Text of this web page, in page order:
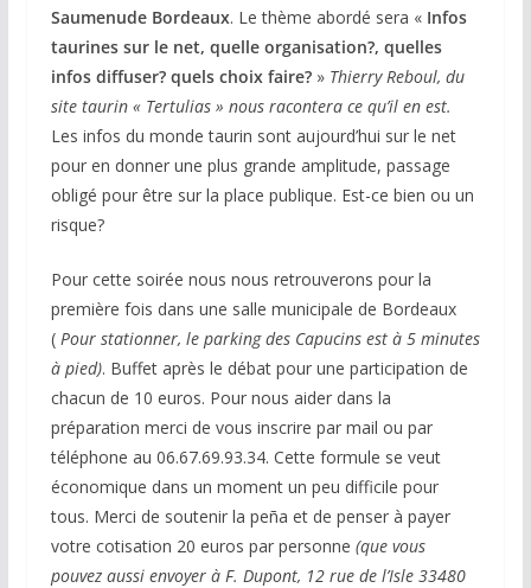
Saumenude Bordeaux. Le thème abordé sera « Infos
taurines sur le net, quelle organisation?, quelles
infos diffuser? quels choix faire?» Thierry Reboul, du
site taurin « Tertulias » nous racontera ce qu’il en est.
Les infos du monde taurin sont aujourd’hui sur le net
pour en donner une plus grande amplitude, passage
obligé pour être sur la place publique. Est-ce bien ou un
risque?
Pour cette soirée nous nous retrouverons pour la
première fois dans une salle municipale de Bordeaux
( Pour stationner, le parking des Capucins est à 5 minutes
à pied). Buffet après le débat pour une participation de
chacun de 10 euros. Pour nous aider dans la
préparation merci de vous inscrire par mail ou par
téléphone au 06.67.69.93.34. Cette formule se veut
économique dans un moment un peu difficile pour
tous. Merci de soutenir la peña et de penser à payer
votre cotisation 20 euros par personne (que vous
pouvez aussi envoyer à F. Dupont, 12 rue de l’Isle 33480